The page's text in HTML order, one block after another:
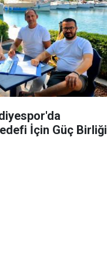
İçin Güç Birliği